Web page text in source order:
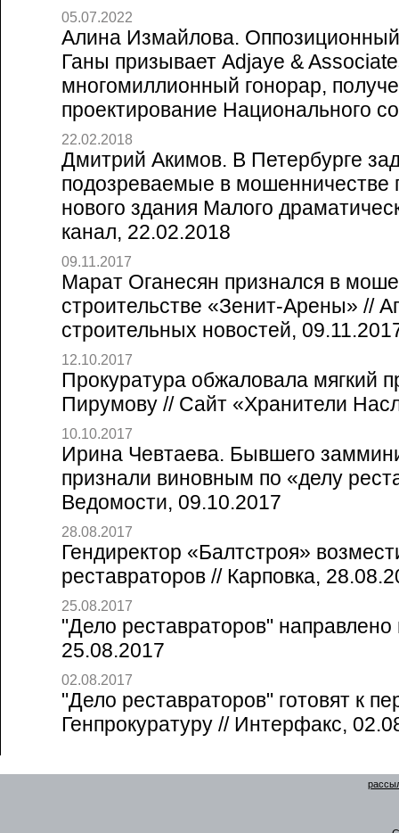
05.07.2022
Алина Измайлова.
Ганы призывает Adjaye &
многомиллионный гонорар,
проектирование Национального
22.02.2018
Дмитрий Акимов. В Петербурге
подозреваемые в мошенничестве
нового здания Малого
канал, 22.02.2018
09.11.2017
Марат Оганесян признался в
строительстве «Зенит-Арены» //
строительных новостей,
12.10.2017
Прокуратура обжаловала мягкий
Пирумову // Сайт «Хранители
10.10.2017
Ирина Чевтаева. Бывшего
признали виновным по «делу
Ведомости, 09.10.2017
28.08.2017
Гендиректор «Балтстроя»
реставраторов // Карповка,
25.08.2017
"Дело реставраторов"
25.08.2017
02.08.2017
"Дело реставраторов" готовят к
Генпрокуратуру // Интерфакс,